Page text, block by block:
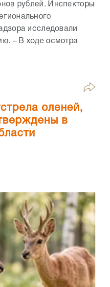
рублей. Инспекторы
исследовали
– В ходе осмотра
оленей,
в